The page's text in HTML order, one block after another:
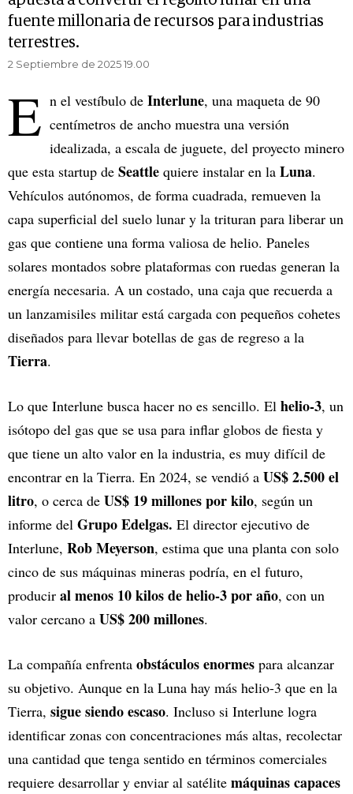
fuente millonaria de recursos para industrias
terrestres.
2 Septiembre de 2025 19.00
E n el vestíbulo de Interlune, una maqueta de 90
centímetros de ancho muestra una versión
idealizada, a escala de juguete, del proyecto minero
que esta startup de Seattle quiere instalar en la Luna.
Vehículos autónomos, de forma cuadrada, remueven la
capa superficial del suelo lunar y la trituran para liberar un
gas que contiene una forma valiosa de helio. Paneles
solares montados sobre plataformas con ruedas generan la
energía necesaria. A un costado, una caja que recuerda a
un lanzamisiles militar está cargada con pequeños cohetes
diseñados para llevar botellas de gas de regreso a la
Tierra.
Lo que Interlune busca hacer no es sencillo. El helio-3, un
isótopo del gas que se usa para inflar globos de fiesta y
que tiene un alto valor en la industria, es muy difícil de
encontrar en la Tierra. En 2024, se vendió a US$ 2.500 el
litro, o cerca de US$ 19 millones por kilo, según un
informe del Grupo Edelgas. El director ejecutivo de
Interlune, Rob Meyerson, estima que una planta con solo
cinco de sus máquinas mineras podría, en el futuro,
producir al menos 10 kilos de helio-3 por año, con un
valor cercano a US$ 200 millones.
La compañía enfrenta obstáculos enormes para alcanzar
su objetivo. Aunque en la Luna hay más helio-3 que en la
Tierra, sigue siendo escaso. Incluso si Interlune logra
identificar zonas con concentraciones más altas, recolectar
una cantidad que tenga sentido en términos comerciales
requiere desarrollar y enviar al satélite máquinas capaces